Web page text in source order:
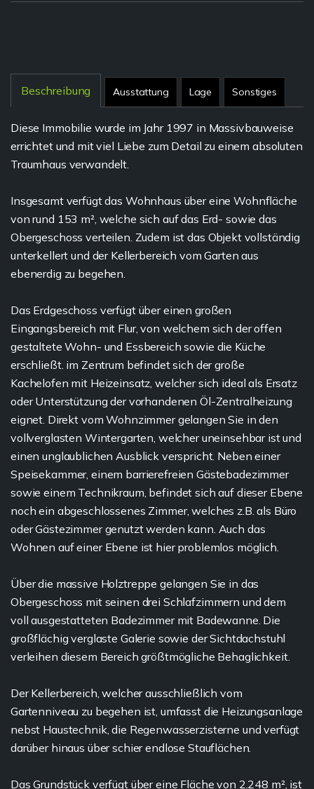
Beschreibung Ausstattung Lage Sonstiges
Diese Immobilie wurde im Jahr 1997 in Massivbauweise
errichtet und mit viel Liebe zum Detail zu einem absoluten
Traumhaus verwandelt.
Insgesamt verfügt das Wohnhaus über eine Wohnfläche
von rund 153 m², welche sich auf das Erd- sowie das
Obergeschoss verteilen. Zudem ist das Objekt vollständig
unterkellert und der Kellerbereich vom Garten aus
ebenerdig zu begehen.
Das Erdgeschoss verfügt über einen großen
Eingangsbereich mit Flur, von welchem sich der offen
gestaltete Wohn- und Essbereich sowie die Küche
erschließt. im Zentrum befindet sich der große
Kachelofen mit Heizeinsatz, welcher sich ideal als Ersatz
oder Unterstützung der vorhandenen Öl-Zentralheizung
eignet. Direkt vom Wohnzimmer gelangen Sie in den
vollverglasten Wintergarten, welcher uneinsehbar ist und
einen unglaublichen Ausblick verspricht. Neben einer
Speisekammer, einem barrierefreien Gästebadezimmer
sowie einem Technikraum, befindet sich auf dieser Ebene
noch ein abgeschlossenes Zimmer, welches z.B. als Büro
oder Gästezimmer genutzt werden kann. Auch das
Wohnen auf einer Ebene ist hier problemlos möglich.
Über die massive Holztreppe gelangen Sie in das
Obergeschoss mit seinen drei Schlafzimmern und dem
voll ausgestatteten Badezimmer mit Badewanne. Die
großflächig verglaste Galerie sowie der Sichtdachstuhl
verleihen diesem Bereich größtmögliche Behaglichkeit.
Der Kellerbereich, welcher ausschließlich vom
Gartenniveau zu begehen ist, umfasst die Heizungsanlage
nebst Haustechnik, die Regenwasserzisterne und verfügt
darüber hinaus über schier endlose Stauflächen.
Das Grundstück verfügt über eine Fläche von 2.248 m², ist